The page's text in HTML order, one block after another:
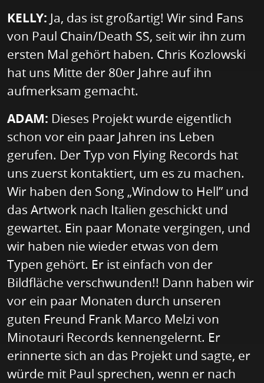
KELLY: Ja, das ist großartig! Wir sind Fans
von Paul Chain/Death SS, seit wir ihn zum
ersten Mal gehört haben. Chris Kozlowski
hat uns Mitte der 80er Jahre auf ihn
aufmerksam gemacht.
ADAM: Dieses Projekt wurde eigentlich
schon vor ein paar Jahren ins Leben
gerufen. Der Typ von Flying Records hat
uns zuerst kontaktiert, um es zu machen.
Wir haben den Song „Window to Hell” und
das Artwork nach Italien geschickt und
gewartet. Ein paar Monate vergingen, und
wir haben nie wieder etwas von dem
Typen gehört. Er ist einfach von der
Bildfläche verschwunden!! Dann haben wir
vor ein paar Monaten durch unseren
guten Freund Frank Marco Melzi von
Minotauri Records kennengelernt. Er
erinnerte sich an das Projekt und sagte, er
würde mit Paul sprechen, wenn er nach